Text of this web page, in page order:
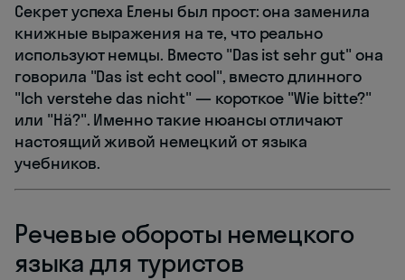
Секрет успеха Елены был прост: она заменила
книжные выражения на те, что реально
используют немцы. Вместо "Das ist sehr gut" она
говорила "Das ist echt cool", вместо длинного
"Ich verstehe das nicht" — короткое "Wie bitte?"
или "Hä?". Именно такие нюансы отличают
настоящий живой немецкий от языка
учебников.
Речевые обороты немецкого
языка для туристов